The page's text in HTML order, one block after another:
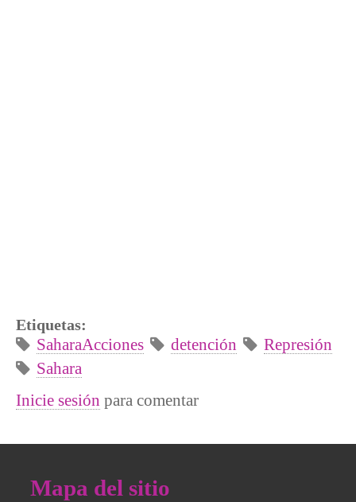
Etiquetas:
SaharaAcciones detención
Represión
Sahara
Inicie sesión para comentar
Mapa del sitio